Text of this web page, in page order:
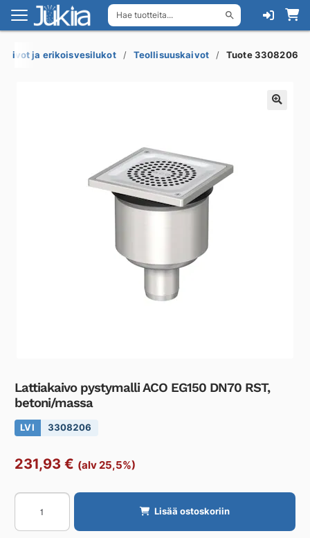
Hae tuotteita...
Siirry
navigointiin
Siirry
sisältöön
ja erikoisvesilukot Teollisuuskaivot Tuote 3308206
Lattiakaivo pystymalli ACO EG150 DN70 RST,
betoni/massa
LVI 3308206
231,93 € (alv 25,5%)
Lattiakaivo
pystymalli
ACO
Lisää ostoskoriin